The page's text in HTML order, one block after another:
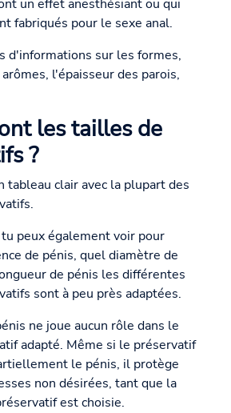
un effet anesthésiant ou qui
fabriqués pour le sexe anal.
d'informations sur les formes,
l'épaisseur des parois,
les tailles de
?
tableau clair avec la plupart des
peux également voir pour
de pénis, quel diamètre de
de pénis les différentes
sont à peu près adaptées.
ne joue aucun rôle dans le
adapté. Même si le préservatif
le pénis, il protège
non désirées, tant que la
est choisie.